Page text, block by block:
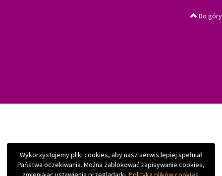
Wykorzystujemy pliki cookies, aby nasz serwis lepiej spełniał
Państwa oczekiwania. Można zablokować zapisywanie cookies,
Do góry